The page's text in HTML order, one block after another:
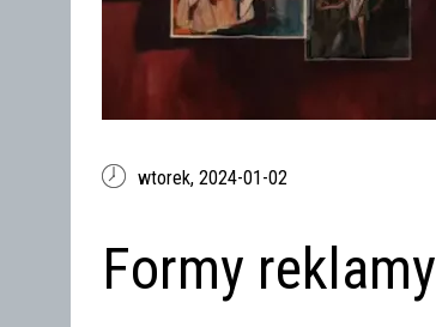
wtorek,2024-01-02
Formy reklamy